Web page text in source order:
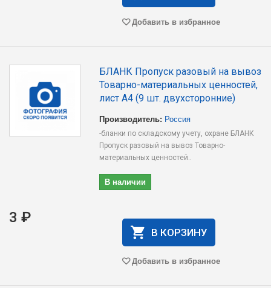
Добавить в избранное
БЛАНК Пропуск разовый на вывоз
Товарно-материальных ценностей,
лист А4 (9 шт. двухсторонние)
Производитель: Россия
-бланки по складскому учету, охране БЛАНК
Пропуск разовый на вывоз Товарно-
материальных ценностей..
В наличии
3 ₽
В КОРЗИНУ
Добавить в избранное